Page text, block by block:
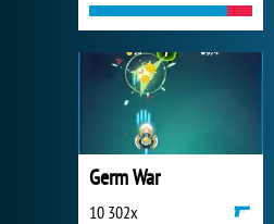
Germ War
10 302x